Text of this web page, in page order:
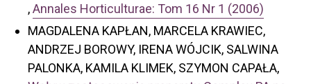
,Annales Horticulturae: Tom 16 Nr 1 (2006)
MAGDALENA KAPŁAN, MARCELA KRAWIEC,
ANDRZEJ BOROWY, IRENA WÓJCIK, SALWINA
PALONKA, KAMILA KLIMEK, SZYMON CAPAŁA,